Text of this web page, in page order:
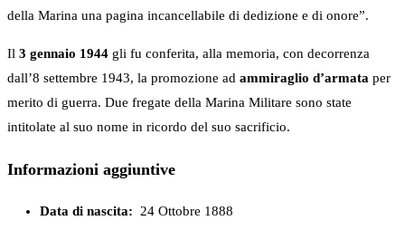
della Marina una pagina incancellabile di dedizione e di onore”.
Il 3 gennaio 1944 gli fu conferita, alla memoria, con decorrenza
dall’8 settembre 1943, la promozione ad ammiraglio d’armata per
merito di guerra. Due fregate della Marina Militare sono state
intitolate al suo nome in ricordo del suo sacrificio.
Informazioni aggiuntive
Data di nascita: 24 Ottobre 1888